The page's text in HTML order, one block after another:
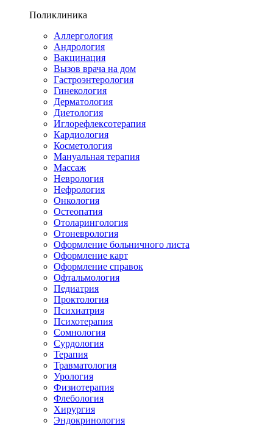
Поликлиника
Аллергология
Андрология
Вакцинация
Вызов врача на дом
Гастроэнтерология
Гинекология
Дерматология
Диетология
Иглорефлексотерапия
Кардиология
Косметология
Мануальная терапия
Массаж
Неврология
Нефрология
Онкология
Остеопатия
Отоларингология
Отоневрология
Оформление больничного листа
Оформление карт
Оформление справок
Офтальмология
Педиатрия
Проктология
Психиатрия
Психотерапия
Сомнология
Сурдология
Терапия
Травматология
Урология
Физиотерапия
Флебология
Хирургия
Эндокринология